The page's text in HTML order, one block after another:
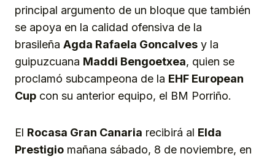
principal argumento de un bloque que también
se apoya en la calidad ofensiva de la
brasileña Agda Rafaela Goncalves y la
guipuzcuana Maddi Bengoetxea, quien se
proclamó subcampeona de la EHF European
Cup con su anterior equipo, el BM Porriño.
El Rocasa Gran Canaria recibirá al Elda
Prestigio mañana sábado, 8 de noviembre, en